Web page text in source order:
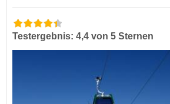
Testergebnis: 4,4 von 5 Sternen